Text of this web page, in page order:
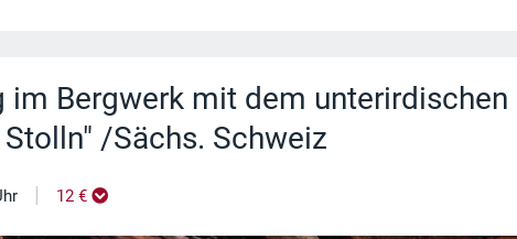
im Bergwerk mit dem unterirdischen
/Sächs. Schweiz
| 12 €